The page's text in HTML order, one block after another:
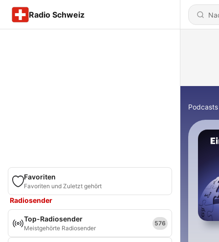
Radio Schweiz
Favoriten
Favoriten und Zuletzt gehört
Radiosender
Top-Radiosender
Meistgehörte Radiosender
576
Podcasts